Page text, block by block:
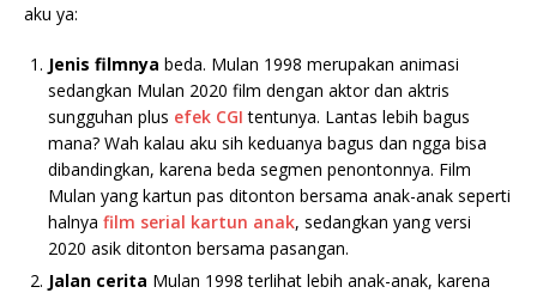
aku ya:
Jenis filmnya beda. Mulan 1998 merupakan animasi
sedangkan Mulan 2020 film dengan aktor dan aktris
sungguhan plus efek CGI tentunya. Lantas lebih bagus
mana? Wah kalau aku sih keduanya bagus dan ngga bisa
dibandingkan, karena beda segmen penontonnya. Film
Mulan yang kartun pas ditonton bersama anak-anak seperti
halnya film serial kartun anak, sedangkan yang versi
2020 asik ditonton bersama pasangan.
Jalan cerita Mulan 1998 terlihat lebih anak-anak, karena